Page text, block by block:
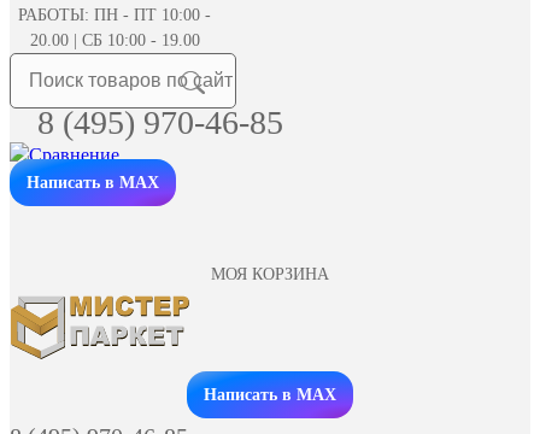
РАБОТЫ: ПН - ПТ 10:00 -
20.00 | СБ 10:00 - 19.00
8 (495) 970-46-85
Написать в MAX
МОЯ КОРЗИНА
Заказать звонок
Написать в MAX